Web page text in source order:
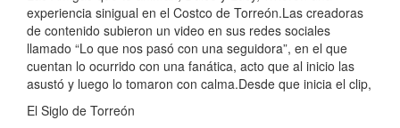
experiencia sinigual en el Costco de Torreón.Las creadoras
de contenido subieron un video en sus redes sociales
llamado “Lo que nos pasó con una seguidora”, en el que
cuentan lo ocurrido con una fanática, acto que al inicio las
asustó y luego lo tomaron con calma.Desde que inicia el clip,
El Siglo de Torreón